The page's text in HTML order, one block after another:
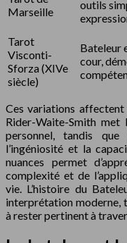
Marseille
outils
Tarot
Visconti-
Sforza (XIVe
siècle)
Bateleur
cour,
Ces variations
Rider-Waite-Smith
personnel, tandis
l’ingéniosité et la
nuances permet
complexité et de
vie. L’histoire du
interprétation moderne,
à rester pertinent à